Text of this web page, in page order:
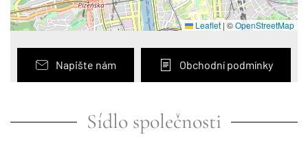
Leaflet |©OpenStreetMap
Napište nám Obchodní podmínky
Sídlo společnosti